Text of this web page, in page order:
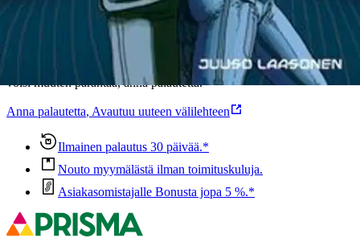
Oletko tyytyväinen tuotetietoihin?
Ovatko tuotetiedot riittävät? Jos tuotetiedoissa on puutteita tai niitä
voisi muuten parantaa, anna palautetta.
Anna palautetta, Avautuu uuteen välilehteen
Ilmainen palautus 30 päivää.*
Nouto myymälästä ilman toimituskuluja.
Asiakasomistajalle Bonusta jopa 5 %.*